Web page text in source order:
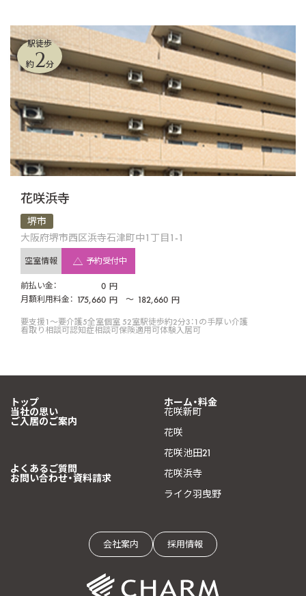
駅徒歩
約2分
花咲浜寺
堺市
大阪府堺市西区浜寺石津町中1丁目1-1
空室情報 予約受付中
前払い金： 0 円
月額利用料金： 175,660 円 〜 182,660 円
要支援1〜要介護5全室個室 52室駅徒歩約2分3：1の手厚い介護
看取り相談可認知症相談可保険適用可体験入居可
トップ
当社の思い
ご入居のご案内
ホーム・料金
花咲新町
花咲
花咲池田21
花咲浜寺
ライク羽曳野
よくあるご質問
お問い合わせ・資料請求
会社案内 採用情報